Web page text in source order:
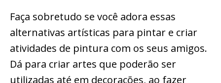
Faça sobretudo se você adora essas
alternativas artísticas para pintar e criar
atividades de pintura com os seus amigos.
Dá para criar artes que poderão ser
utilizadas até em decorações, ao fazer